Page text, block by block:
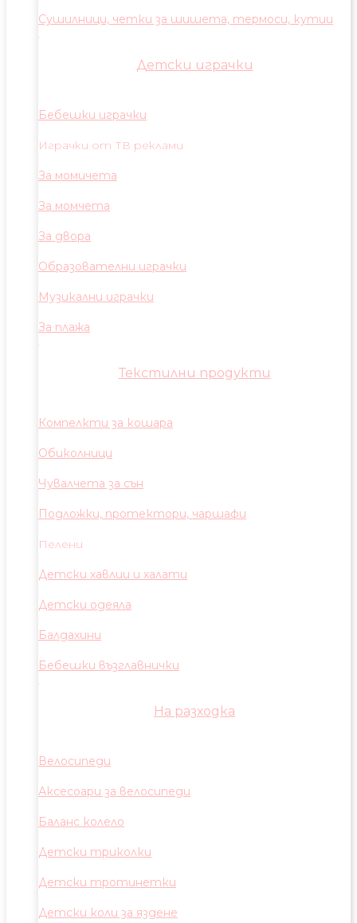
Сушилници, четки за шишета, термоси, кутии
Детски играчки
Бебешки играчки
Играчки от ТВ реклами
За момичета
За момчета
За двора
Образователни играчки
Музикални играчки
За плажа
Текстилни продукти
Компелкти за кошара
Обиколници
Чувалчета за сън
Подложки, протектори, чаршафи
Пелени
Детски хавлии и халати
Детски одеяла
Балдахини
Бебешки възглавнички
На разходка
Велосипеди
Аксесоари за велосипеди
Баланс колело
Детски триколки
Детски тротинетки
Детски коли за яздене